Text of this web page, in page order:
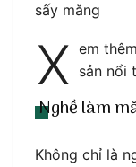
sấy măng
X em
sản nổi
Nghề làm
Không chỉ là